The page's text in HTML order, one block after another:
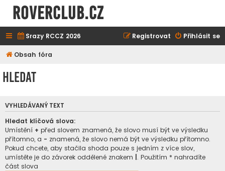
ROVERCLUB.cz
Srazy RCCZ 2026 Přihlásit se
Registrovat
Obsah fóra
Hledat
VYHLEDÁVANÝ TEXT
Hledat klíčová slova:
Umístění + před slovem znamená, že slovo musí být ve výsledku
přítomno, a - znamená, že slovo nemá být ve výsledku přítomno.
Pokud chcete, aby stačila shoda pouze s jedním z více slov,
umístěte je do závorek oddělené znakem . Použitím * nahradíte
část slova